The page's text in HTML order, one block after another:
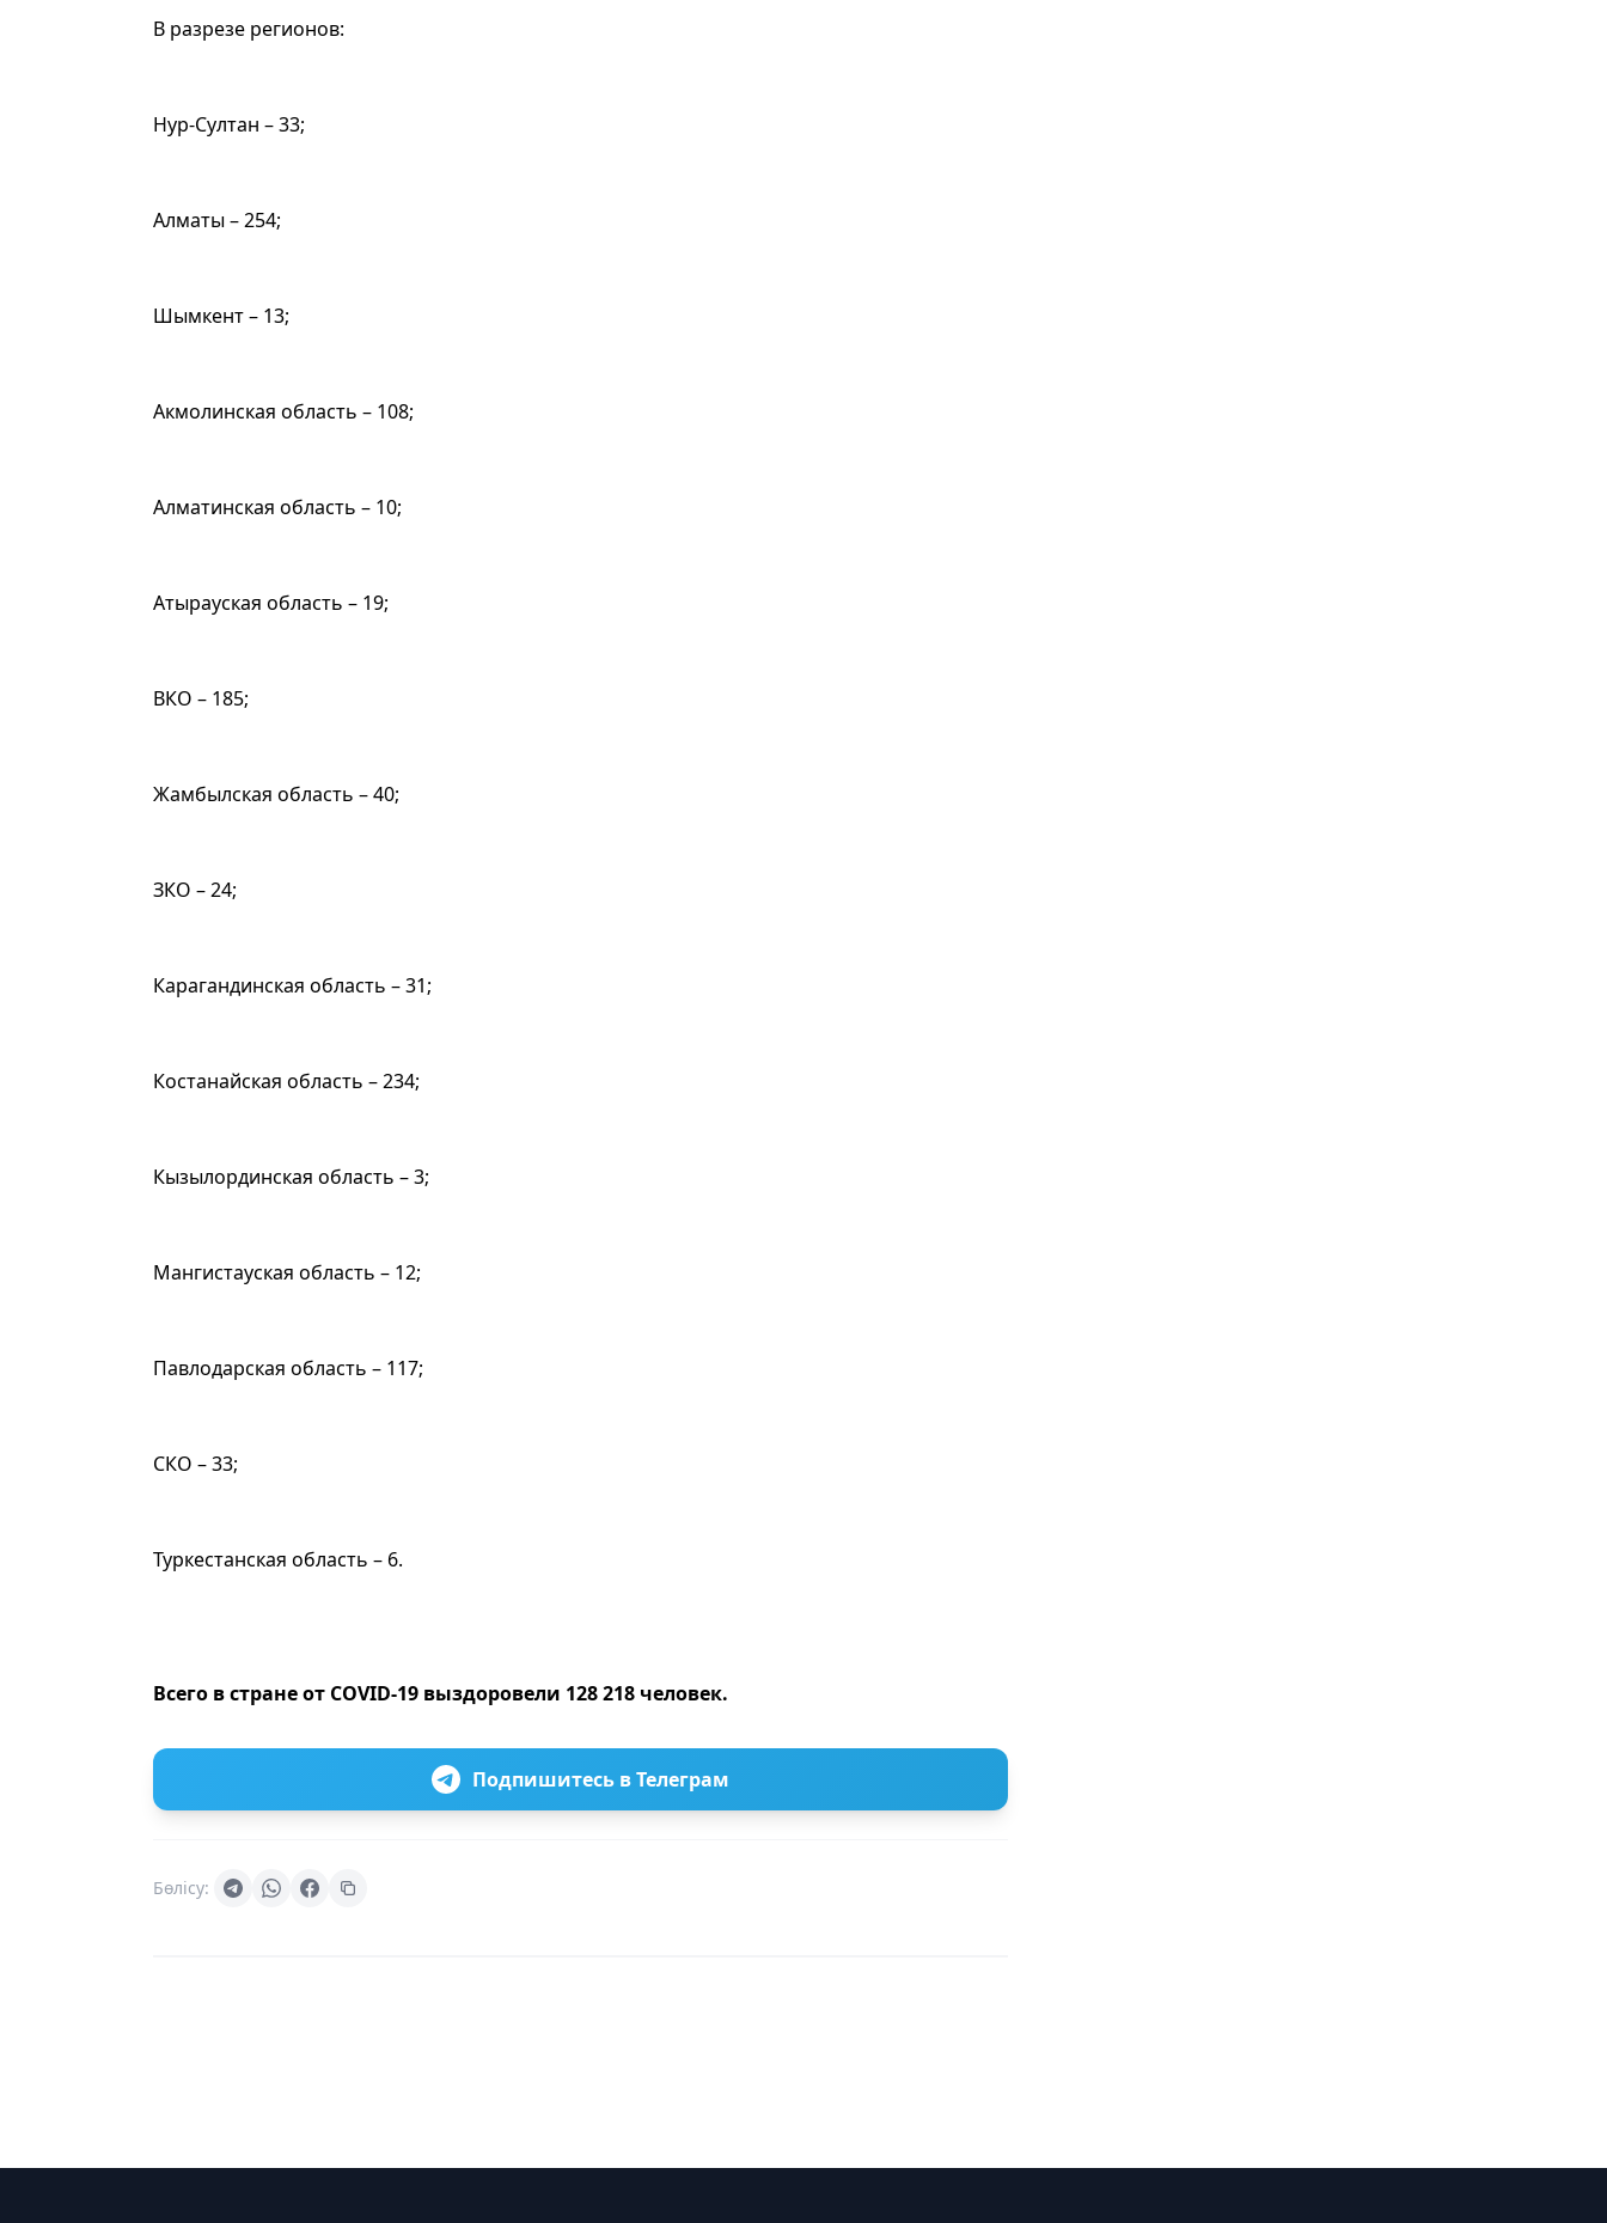
В разрезе регионов:
Нур-Султан – 33;
Алматы – 254;
Шымкент – 13;
Акмолинская область – 108;
Алматинская область – 10;
Атырауская область – 19;
ВКО – 185;
Жамбылская область – 40;
ЗКО – 24;
Карагандинская область – 31;
Костанайская область – 234;
Кызылординская область – 3;
Мангистауская область – 12;
Павлодарская область – 117;
СКО – 33;
Туркестанская область – 6.
Всего в стране от COVID-19 выздоровели 128 218 человек.
Подпишитесь в Телеграм
Бөлісу: